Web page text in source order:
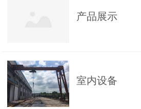
产品展示
室内设备